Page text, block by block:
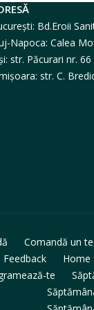
Bd.Eroii
Napoca: Calea
str. Păcurari nr. 66
str. C.
Comandă un
Feedback Home
te